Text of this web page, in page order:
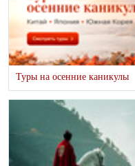
Туры на осенние каникулы